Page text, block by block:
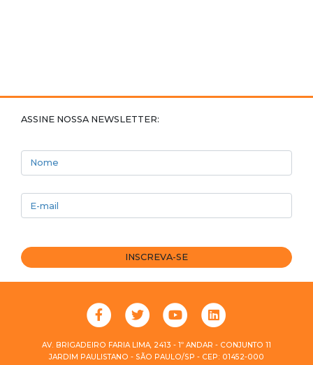
ASSINE NOSSA NEWSLETTER:
Nome
INSCREVA-SE
AV. BRIGADEIRO FARIA LIMA, 2413 - 1º ANDAR - CONJUNTO 11
JARDIM PAULISTANO - SÃO PAULO/SP - CEP: 01452-000